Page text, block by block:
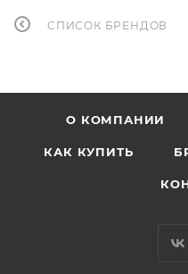
СПИСОК БРЕНДОВ
О КОМПАНИИ
КАК КУПИТЬ